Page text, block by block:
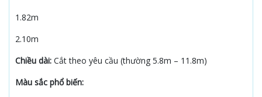
1.82m
2.10m
Chiều dài: Cắt theo yêu cầu (thường 5.8m – 11.8m)
Màu sắc phổ biến: